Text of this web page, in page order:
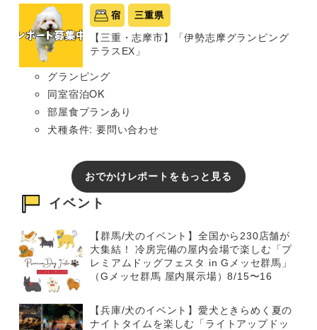
宿 三重県
【三重・志摩市】「伊勢志摩グランピング
テラスEX」
グランピング
同室宿泊OK
部屋食プランあり
犬種条件: 要問い合わせ
おでかけレポートをもっと見る
イベント
【群馬/犬のイベント】全国から230店舗が
大集結！ 冷房完備の屋内会場で楽しむ「プ
レミアムドッグフェスタ in Gメッセ群馬」
（Gメッセ群馬 屋内展示場）8/15〜16
【兵庫/犬のイベント】愛犬ときらめく夏の
ナイトタイムを楽しむ「ライトアップドッ